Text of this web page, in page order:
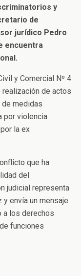
y
de
jurídico Pedro
encuentra
y Comercial Nº 4
de actos
medidas
por violencia
la ex
que ha
del
judicial representa
envía un mensaje
a los derechos
funciones